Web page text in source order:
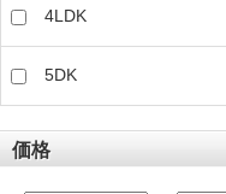
4LDK
5DK
価格